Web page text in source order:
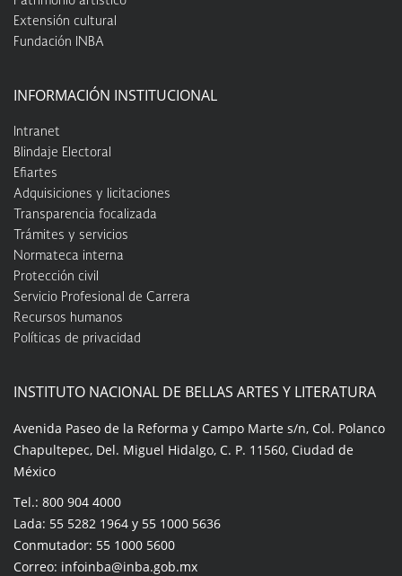
Extensión cultural
Fundación INBA
INFORMACIÓN INSTITUCIONAL
Intranet
Blindaje Electoral
Efiartes
Adquisiciones y licitaciones
Transparencia focalizada
Trámites y servicios
Normateca interna
Protección civil
Servicio Profesional de Carrera
Recursos humanos
Políticas de privacidad
INSTITUTO NACIONAL DE BELLAS ARTES Y LITERATURA
Avenida Paseo de la Reforma y Campo Marte s/n, Col. Polanco
Chapultepec, Del. Miguel Hidalgo, C. P. 11560, Ciudad de
México
Tel.: 800 904 4000
Lada: 55 5282 1964 y 55 1000 5636
Conmutador: 55 1000 5600
Correo: infoinba@inba.gob.mx